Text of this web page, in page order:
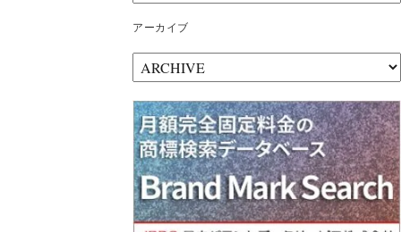
アーカイブ
ー
カ
イ
ブ